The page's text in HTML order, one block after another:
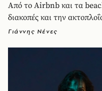
Από το Airbnb και τα
διακοπές και την
Γιάννης Νένες